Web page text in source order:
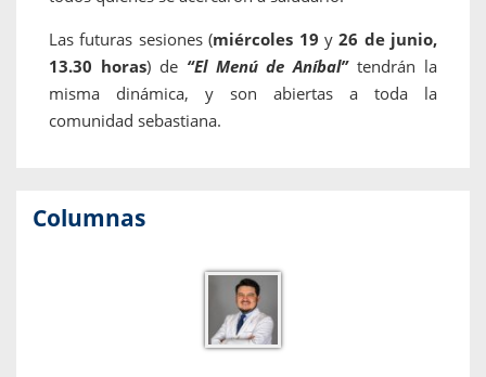
Las futuras sesiones (miércoles 19 y26 de junio,
13.30 horas) de “El Menú de Aníbal”tendrán la
misma dinámica, y son abiertas a toda la
comunidad sebastiana.
Columnas